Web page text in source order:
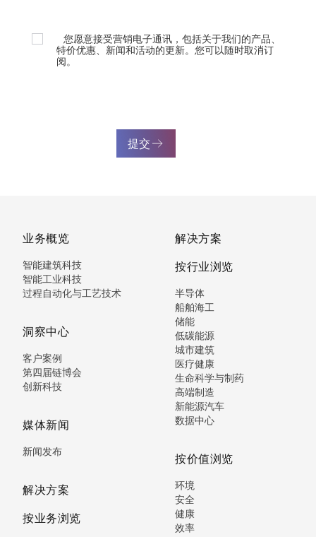
您愿意接受营销电子通讯，包括关于我们的产品、
特价优惠、新闻和活动的更新。您可以随时取消订
阅。
提交
业务概览
智能建筑科技
智能工业科技
过程自动化与工艺技术
洞察中心
客户案例
第四届链博会
创新科技
媒体新闻
新闻发布
解决方案
按业务浏览
解决方案
按行业浏览
半导体
船舶海工
储能
低碳能源
城市建筑
医疗健康
生命科学与制药
高端制造
新能源汽车
数据中心
按价值浏览
环境
安全
健康
效率